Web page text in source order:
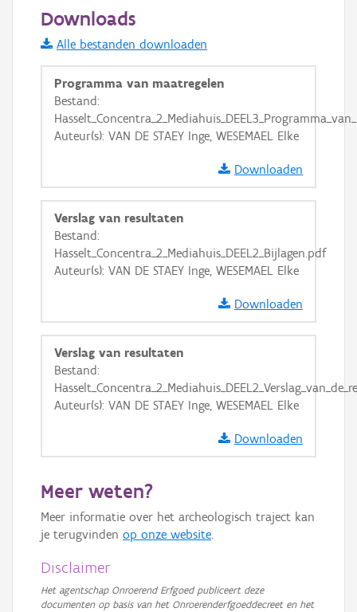
Informatie Vlaanderen
i
+ −
Basis Lagen
OSM-Basiskaart
GRB-Basiskaart
GRB-Basiskaart in grijswaarden
Downloads
Alle bestanden downloaden
Programma van maatregelen
Bestand:
Auteur(s): VAN DE STAEY Inge, WESEMAEL Elke
Downloaden
Verslag van resultaten
Bestand:
Hasselt_Concentra_2_Mediahuis_DEEL2_Bijlagen.pdf
Auteur(s): VAN DE STAEY Inge, WESEMAEL Elke
Downloaden
Verslag van resultaten
Bestand:
Auteur(s): VAN DE STAEY Inge, WESEMAEL Elke
Downloaden
Meer weten?
Meer informatie over het archeologisch traject kan
je terugvinden op onze website.
Disclaimer
Het agentschap Onroerend Erfgoed publiceert deze
documenten op basis van het Onroerenderfgoeddecreet en het